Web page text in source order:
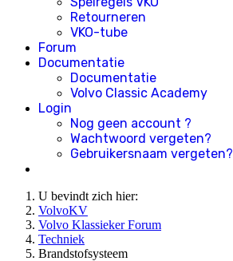
Retourneren
VKO-tube
Forum
Documentatie
Documentatie
Volvo Classic Academy
Login
Nog geen account ?
Wachtwoord vergeten?
Gebruikersnaam vergeten?
U bevindt zich hier:
VolvoKV
Volvo Klassieker Forum
Techniek
Brandstofsysteem